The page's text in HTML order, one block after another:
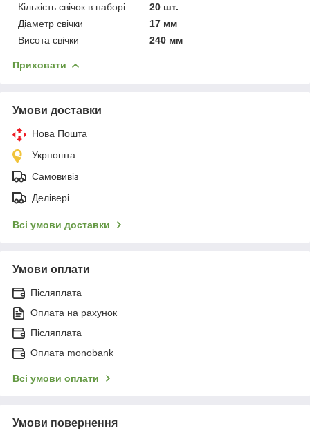
Кількість свічок в наборі
20 шт.
Діаметр свічки
17 мм
Висота свічки
240 мм
Приховати
Умови доставки
Нова Пошта
Укрпошта
Самовивіз
Делівері
Всі умови доставки
Умови оплати
Післяплата
Оплата на рахунок
Післяплата
Оплата monobank
Всі умови оплати
Умови повернення